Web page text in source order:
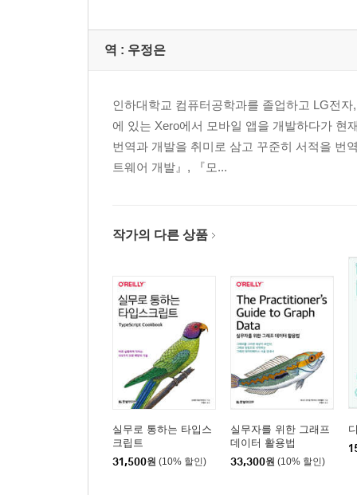
역 : 우정은
인하대학교 컴퓨터공학과를 졸업하고 LG전
에 있는 Xero에서 모바일 앱을 개발하다가 현
번역과 개발을 취미로 삼고 꾸준히 서적을 번
트웨어 개발』, 『모...
작가의 다른 상품
실무로 통하는 타입스
크립트
31,500원 (10% 할인)
실무자를 위한 그래프
데이터 활용법
33,300원 (10% 할인)